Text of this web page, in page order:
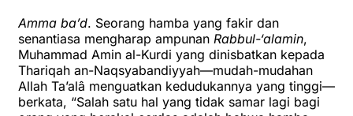
Amma ba’d. Seorang hamba yang fakir dan
senantiasa mengharap ampunan Rabbul-‘alamin,
Muhammad Amin al-Kurdi yang dinisbatkan kepada
Thariqah an-Naqsyabandiyyah—mudah-mudahan
Allah Ta’alâ menguatkan kedudukannya yang tinggi—
berkata, “Salah satu hal yang tidak samar lagi bagi